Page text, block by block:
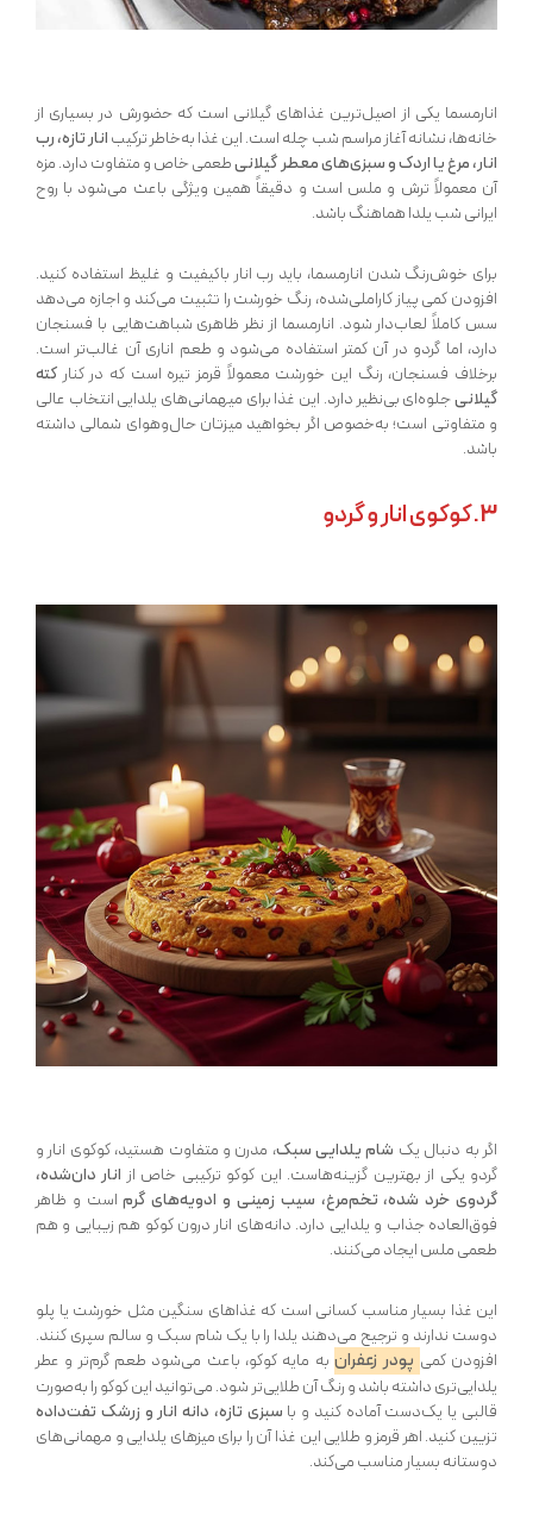
انارمسما یکی از اصیل‌ترین غذاهای گیلانی است که حضورش در بسیاری از
خانه‌ها، نشانه آغاز مراسم شب چله است. این غذا به‌خاطر ترکیبانار تازه، رب
انار، مرغ یا اردک و سبزی‌های معطر گیلانیطعمی خاص و متفاوت دارد. مزه
آن معمولاً ترش و ملس است و دقیقاً همین ویژگی باعث می‌شود با روح
ایرانی شب یلدا هماهنگ باشد.
برای خوش‌رنگ شدن انارمسما، باید رب انار باکیفیت و غلیظ استفاده کنید.
افزودن کمی پیاز کاراملی‌شده، رنگ خورشت را تثبیت می‌کند و اجازه می‌دهد
سس کاملاً لعاب‌دار شود. انارمسما از نظر ظاهری شباهت‌هایی با فسنجان
دارد، اما گردو در آن کمتر استفاده می‌شود و طعم اناری آن غالب‌تر است.
برخلاف فسنجان، رنگ این خورشت معمولاً قرمز تیره است که در کنار کته
گیلانیجلوه‌ای بی‌نظیر دارد. این غذا برای میهمانی‌های یلدایی انتخاب عالی
و متفاوتی است؛ به‌خصوص اگر بخواهید میزتان حال‌و‌هوای شمالی داشته
باشد.
3. کوکوی انار و گردو
اگر به دنبال یک شام یلدایی سبک، مدرن و متفاوت هستید، کوکوی انار و
گردو یکی از بهترین گزینه‌هاست. این کوکو ترکیبی خاص از انار دان‌شده،
گردوی خرد شده، تخم‌مرغ، سیب زمینی و ادویه‌های گرماست و ظاهر
فوق‌العاده جذاب و یلدایی دارد. دانه‌های انار درون کوکو هم زیبایی و هم
طعمی ملس ایجاد می‌کنند.
این غذا بسیار مناسب کسانی است که غذاهای سنگین مثل خورشت یا پلو
دوست ندارند و ترجیح می‌دهند یلدا را با یک شام سبک و سالم سپری کنند.
افزودن کمی پودر زعفران به مایه کوکو، باعث می‌شود طعم گرم‌تر و عطر
یلدایی‌تری داشته باشد و رنگ آن طلایی‌تر شود. می‌توانید این کوکو را به‌صورت
قالبی یا یک‌دست آماده کنید و با سبزی تازه، دانه انار و زرشک تفت‌داده
تزیین کنید. اهر قرمز و طلایی این غذا آن را برای میزهای یلدایی و مهمانی‌های
دوستانه بسیار مناسب می‌کند.